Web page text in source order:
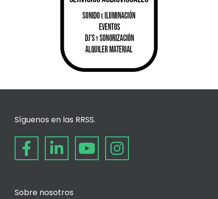
Síguenos en las RRSS.
Sobre nosotros